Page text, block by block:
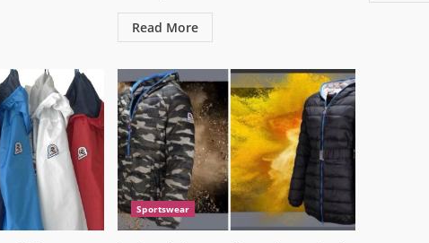
Read More
Sportswear